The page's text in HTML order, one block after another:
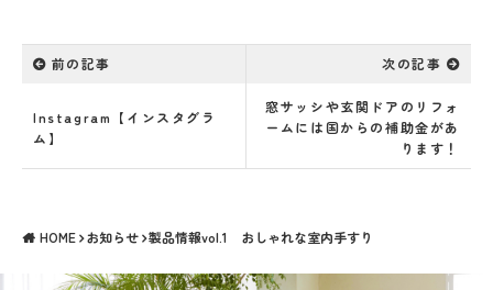
前の記事
Instagram【インスタグラ
ム】
次の記事
窓サッシや玄関ドアのリフォ
ームには国からの補助金があ
ります！
HOME お知らせ 製品情報vol.1 おしゃれな室内手すり